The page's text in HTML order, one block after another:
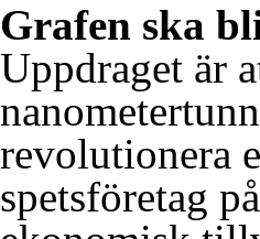
Grafen ska
Uppdraget är
revolutionera
spetsföretag